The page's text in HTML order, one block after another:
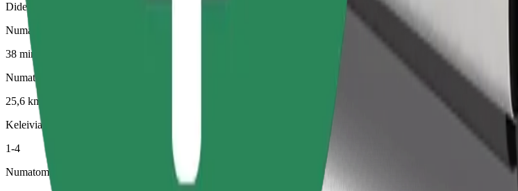
Didesni elektromobiliai su daugiau vietos kojoms ir bagažui
Numatoma kelionės trukmė
38 min.
Numatomas atstumas
25,6 km
Keleiviai
1-4
Numatoma kaina